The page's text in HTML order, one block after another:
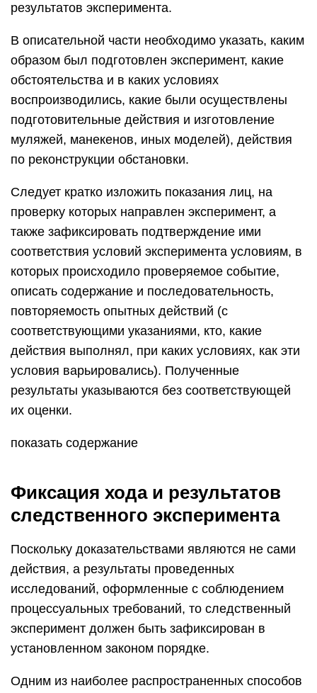
результатов эксперимента.
В описательной части необходимо указать, каким
образом был подготовлен эксперимент, какие
обстоятельства и в каких условиях
воспроизводились, какие были осуществлены
подготовительные действия и изготовление
муляжей, манекенов, иных моделей), действия
по реконструкции обстановки.
Следует кратко изложить показания лиц, на
проверку которых направлен эксперимент, а
также зафиксировать подтверждение ими
соответствия условий эксперимента условиям, в
которых происходило проверяемое событие,
описать содержание и последовательность,
повторяемость опытных действий (с
соответствующими указаниями, кто, какие
действия выполнял, при каких условиях, как эти
условия варьировались). Полученные
результаты указываются без соответствующей
их оценки.
показать содержание
Фиксация хода и результатов
следственного эксперимента
Поскольку доказательствами являются не сами
действия, а результаты проведенных
исследований, оформленные с соблюдением
процессуальных требований, то следственный
эксперимент должен быть зафиксирован в
установленном законом порядке.
Одним из наиболее распространенных способов